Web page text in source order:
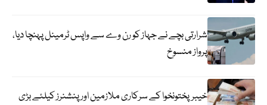
شرارتی بچے نے جہاز کو رن وے سے واپس ٹرمینل پہنچا دیا،
پرواز منسوخ
خیبرپختونخوا کے سرکاری ملازمین اور پنشنرز کیلئے بڑی